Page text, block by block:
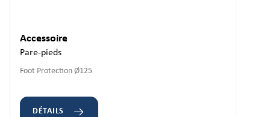
Accessoire
Pare-pieds
Foot Protection Ø125
DÉTAILS